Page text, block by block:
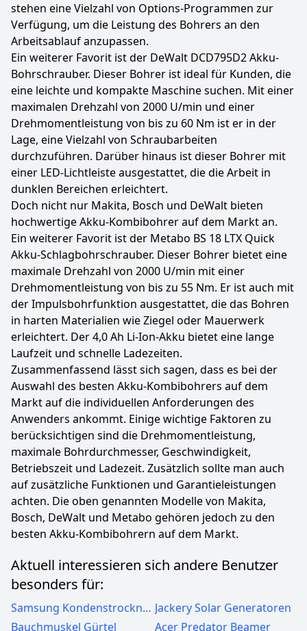
stehen eine Vielzahl von Options-Programmen zur
Verfügung, um die Leistung des Bohrers an den
Arbeitsablauf anzupassen.
Ein weiterer Favorit ist der DeWalt DCD795D2 Akku-
Bohrschrauber. Dieser Bohrer ist ideal für Kunden, die
eine leichte und kompakte Maschine suchen. Mit einer
maximalen Drehzahl von 2000 U/min und einer
Drehmomentleistung von bis zu 60 Nm ist er in der
Lage, eine Vielzahl von Schraubarbeiten
durchzuführen. Darüber hinaus ist dieser Bohrer mit
einer LED-Lichtleiste ausgestattet, die die Arbeit in
dunklen Bereichen erleichtert.
Doch nicht nur Makita, Bosch und DeWalt bieten
hochwertige Akku-Kombibohrer auf dem Markt an.
Ein weiterer Favorit ist der Metabo BS 18 LTX Quick
Akku-Schlagbohrschrauber. Dieser Bohrer bietet eine
maximale Drehzahl von 2000 U/min mit einer
Drehmomentleistung von bis zu 55 Nm. Er ist auch mit
der Impulsbohrfunktion ausgestattet, die das Bohren
in harten Materialien wie Ziegel oder Mauerwerk
erleichtert. Der 4,0 Ah Li-Ion-Akku bietet eine lange
Laufzeit und schnelle Ladezeiten.
Zusammenfassend lässt sich sagen, dass es bei der
Auswahl des besten Akku-Kombibohrers auf dem
Markt auf die individuellen Anforderungen des
Anwenders ankommt. Einige wichtige Faktoren zu
berücksichtigen sind die Drehmomentleistung,
maximale Bohrdurchmesser, Geschwindigkeit,
Betriebszeit und Ladezeit. Zusätzlich sollte man auch
auf zusätzliche Funktionen und Garantieleistungen
achten. Die oben genannten Modelle von Makita,
Bosch, DeWalt und Metabo gehören jedoch zu den
besten Akku-Kombibohrern auf dem Markt.
Aktuell interessieren sich andere Benutzer
besonders für:
Samsung Kondenstrockner Jackery Solar Generatoren
Bauchmuskel Gürtel
Acer Predator Beamer